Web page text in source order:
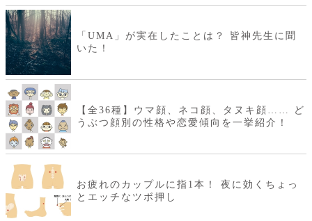
「UMA」が実在したことは？ 皆神先生に聞
いた！
【全36種】ウマ顔、ネコ顔、タヌキ顔…… ど
うぶつ顔別の性格や恋愛傾向を一挙紹介！
お疲れのカップルに指1本！ 夜に効くちょっ
とエッチなツボ押し